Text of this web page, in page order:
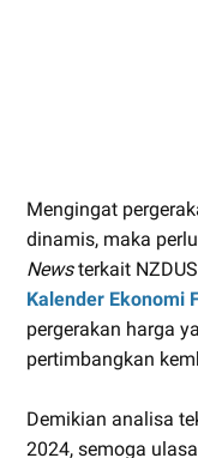
Mengingat
dinamis, maka
Newsterkait
Kalender Ekonomi
pergerakan harga
pertimbangkan
Demikian analisa
2024, semoga